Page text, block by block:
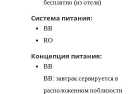
бесплатно (из отеля)
Система питания:
BB
RO
Концепция питания:
BB
BB: завтрак сервируется в
расположенном поблизости